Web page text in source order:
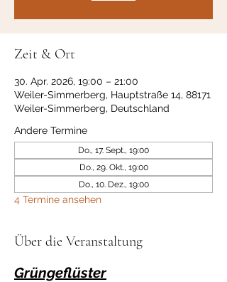
Zeit & Ort
30. Apr. 2026, 19:00 – 21:00
Weiler-Simmerberg, Hauptstraße 14, 88171
Weiler-Simmerberg, Deutschland
Andere Termine
Do., 17. Sept., 19:00
Do., 29. Okt., 19:00
Do., 10. Dez., 19:00
4 Termine ansehen
Über die Veranstaltung
Grüngeflüster